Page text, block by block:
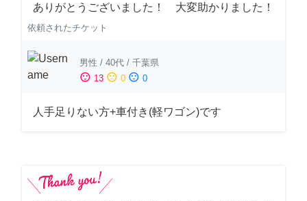
ありがとうございました！ 大変助かりました！
依頼されたチケット
男性 / 40代 / 千葉県
sentiment_satisfied 13 sentiment_neutral 0 sentiment_dissatisfied 0
人手足りない方+車付き(軽ワゴン)です